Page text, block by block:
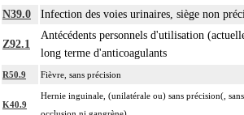
N39.0
Infection des voies urinaires, siège non
Z92.1
Antécédents personnels d'utilisation
long terme d'anticoagulants
R50.9 Fièvre, sans précision
K40.9
Hernie inguinale, (unilatérale ou) sans précision(, sans